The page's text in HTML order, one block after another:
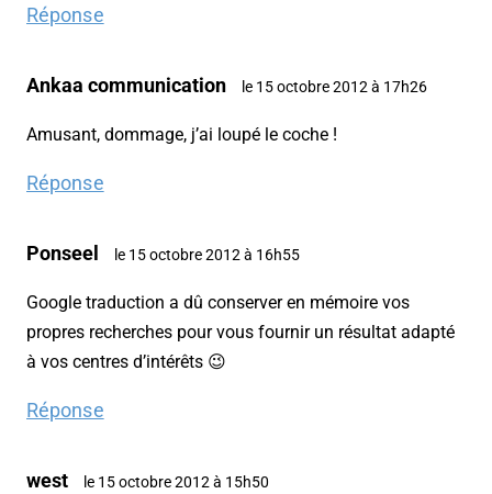
Réponse
Ankaa communication le 15 octobre 2012 à 17h26
Amusant, dommage, j’ai loupé le coche !
Réponse
Ponseel le 15 octobre 2012 à 16h55
Google traduction a dû conserver en mémoire vos
propres recherches pour vous fournir un résultat adapté
à vos centres d’intérêts 😉
Réponse
west le 15 octobre 2012 à 15h50